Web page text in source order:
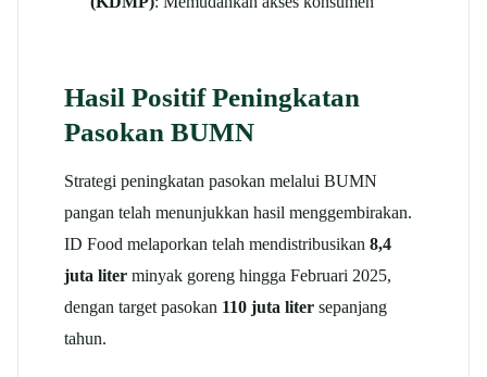
Hasil Positif Peningkatan
Pasokan BUMN
Strategi peningkatan pasokan melalui BUMN
pangan telah menunjukkan hasil menggembirakan.
ID Food melaporkan telah mendistribusikan 8,4
juta liter minyak goreng hingga Februari 2025,
dengan target pasokan 110 juta liter sepanjang
tahun.